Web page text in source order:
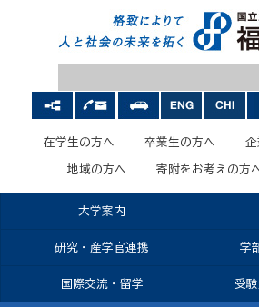
在学生の方へ 卒業生の方へ 企
地域の方へ 寄附をお考えの方
大学案内
研究・産学官連携 学
国際交流・留学 受